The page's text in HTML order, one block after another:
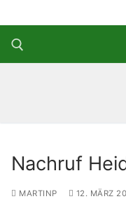
Inhalt
springen
Nachruf
MARTINP 12. MÄRZ